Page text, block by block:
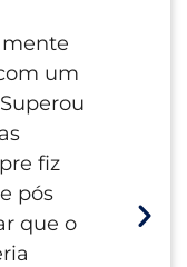
um
fiz
pós
que o